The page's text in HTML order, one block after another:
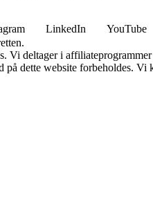
LinkedIn YouTube
Vi deltager i
dette website forbeholdes. Vi